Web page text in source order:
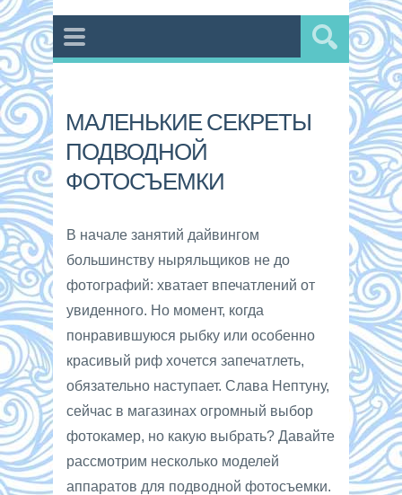
МАЛЕНЬКИЕ СЕКРЕТЫ
ПОДВОДНОЙ
ФОТОСЪЕМКИ
В начале занятий дайвингом
большинству ныряльщиков не до
фотографий: хватает впечатлений от
увиденного. Но момент, когда
понравившуюся рыбку или особенно
красивый риф хочется запечатлеть,
обязательно наступает. Слава Нептуну,
сейчас в магазинах огромный выбор
фотокамер, но какую выбрать? Давайте
рассмотрим несколько моделей
аппаратов для подводной фотосъемки.